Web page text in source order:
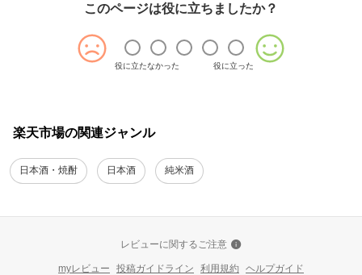
このページは役に立ちましたか？
役に立たなかった 役に立った
楽天市場の関連ジャンル
日本酒・焼酎 日本酒 純米酒
レビューに関するご注意
myレビュー 投稿ガイドライン 利用規約 ヘルプガイド